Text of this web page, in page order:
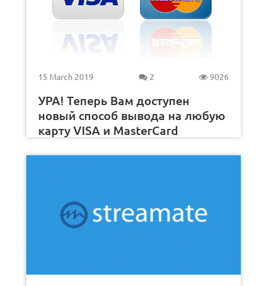
15 March 2019 2 9026
УРА! Теперь Вам доступен
новый способ вывода на любую
карту VISA и MasterCard